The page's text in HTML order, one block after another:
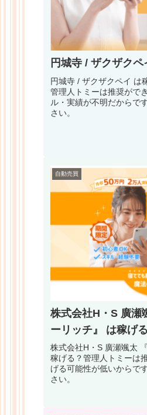
円城寺 / ザクザクペ
円城寺 / ザクザクペイ は
管理人トミーは推奨がで
ル・実績が不明だからで
さい。
自動売買
株式会社H・S 廣瀬颯太 『MoneyRich / マネ
ーリッチ』 は稼げ
株式会社H・S 廣瀬颯太 『MoneyRich / マネーリッチ』 は
稼げる？管理人トミーは
げる可能性が低いからで
さい。